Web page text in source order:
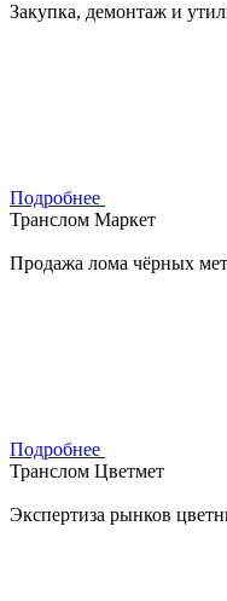
Закупка, демонтаж и
Подробнее
Транслом Маркет
Продажа лома чёрных
Подробнее
Транслом Цветмет
Экспертиза рынков